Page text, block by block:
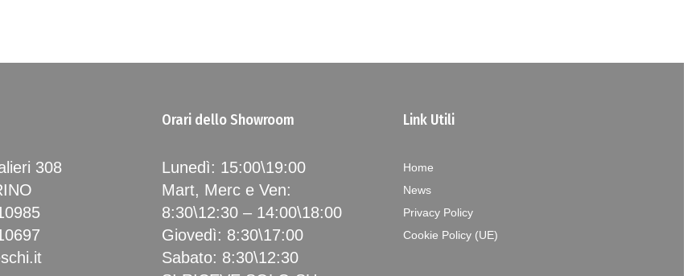
308
Orari dello Showroom
Lunedì: 15:00\19:00
Mart, Merc e Ven:
8:30\12:30 – 14:00\18:00
Giovedì: 8:30\17:00
Sabato: 8:30\12:30
Link Utili
Home
News
Privacy Policy
Cookie Policy (UE)